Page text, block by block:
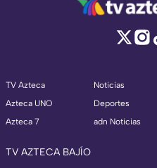
TV Azteca
Azteca UNO
Azteca 7
Noticias
Deportes
adn Noticias
TV AZTECA BAJÍO